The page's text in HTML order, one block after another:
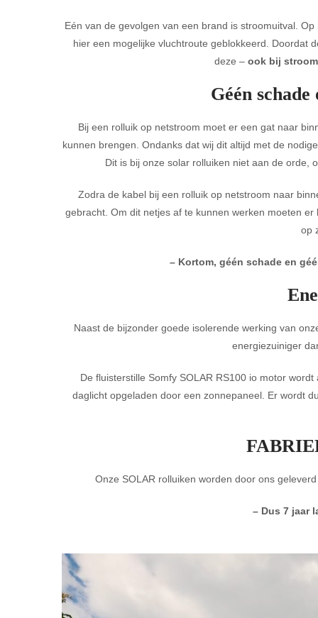
Eén van de gevolgen van een brand is stroomuitval.
hier een mogelijke vluchtroute geblokkeerd. Doordat
deze – ook bij
Géén
Bij een rolluik op netstroom moet er een gat naar
kunnen brengen. Ondanks dat wij dit altijd met de
Dit is bij onze solar rolluiken niet aan de orde,
Zodra de kabel bij een rolluik op netstroom naar
gebracht. Om dit netjes af te kunnen werken moeten
op
– Kortom, géén schade en
Naast de bijzonder goede isolerende werking van
energiezuiniger
De fluisterstille Somfy SOLAR RS100 io motor
daglicht opgeladen door een zonnepaneel. Er wordt
Onze SOLAR rolluiken worden door ons
– Dus 7 jaar